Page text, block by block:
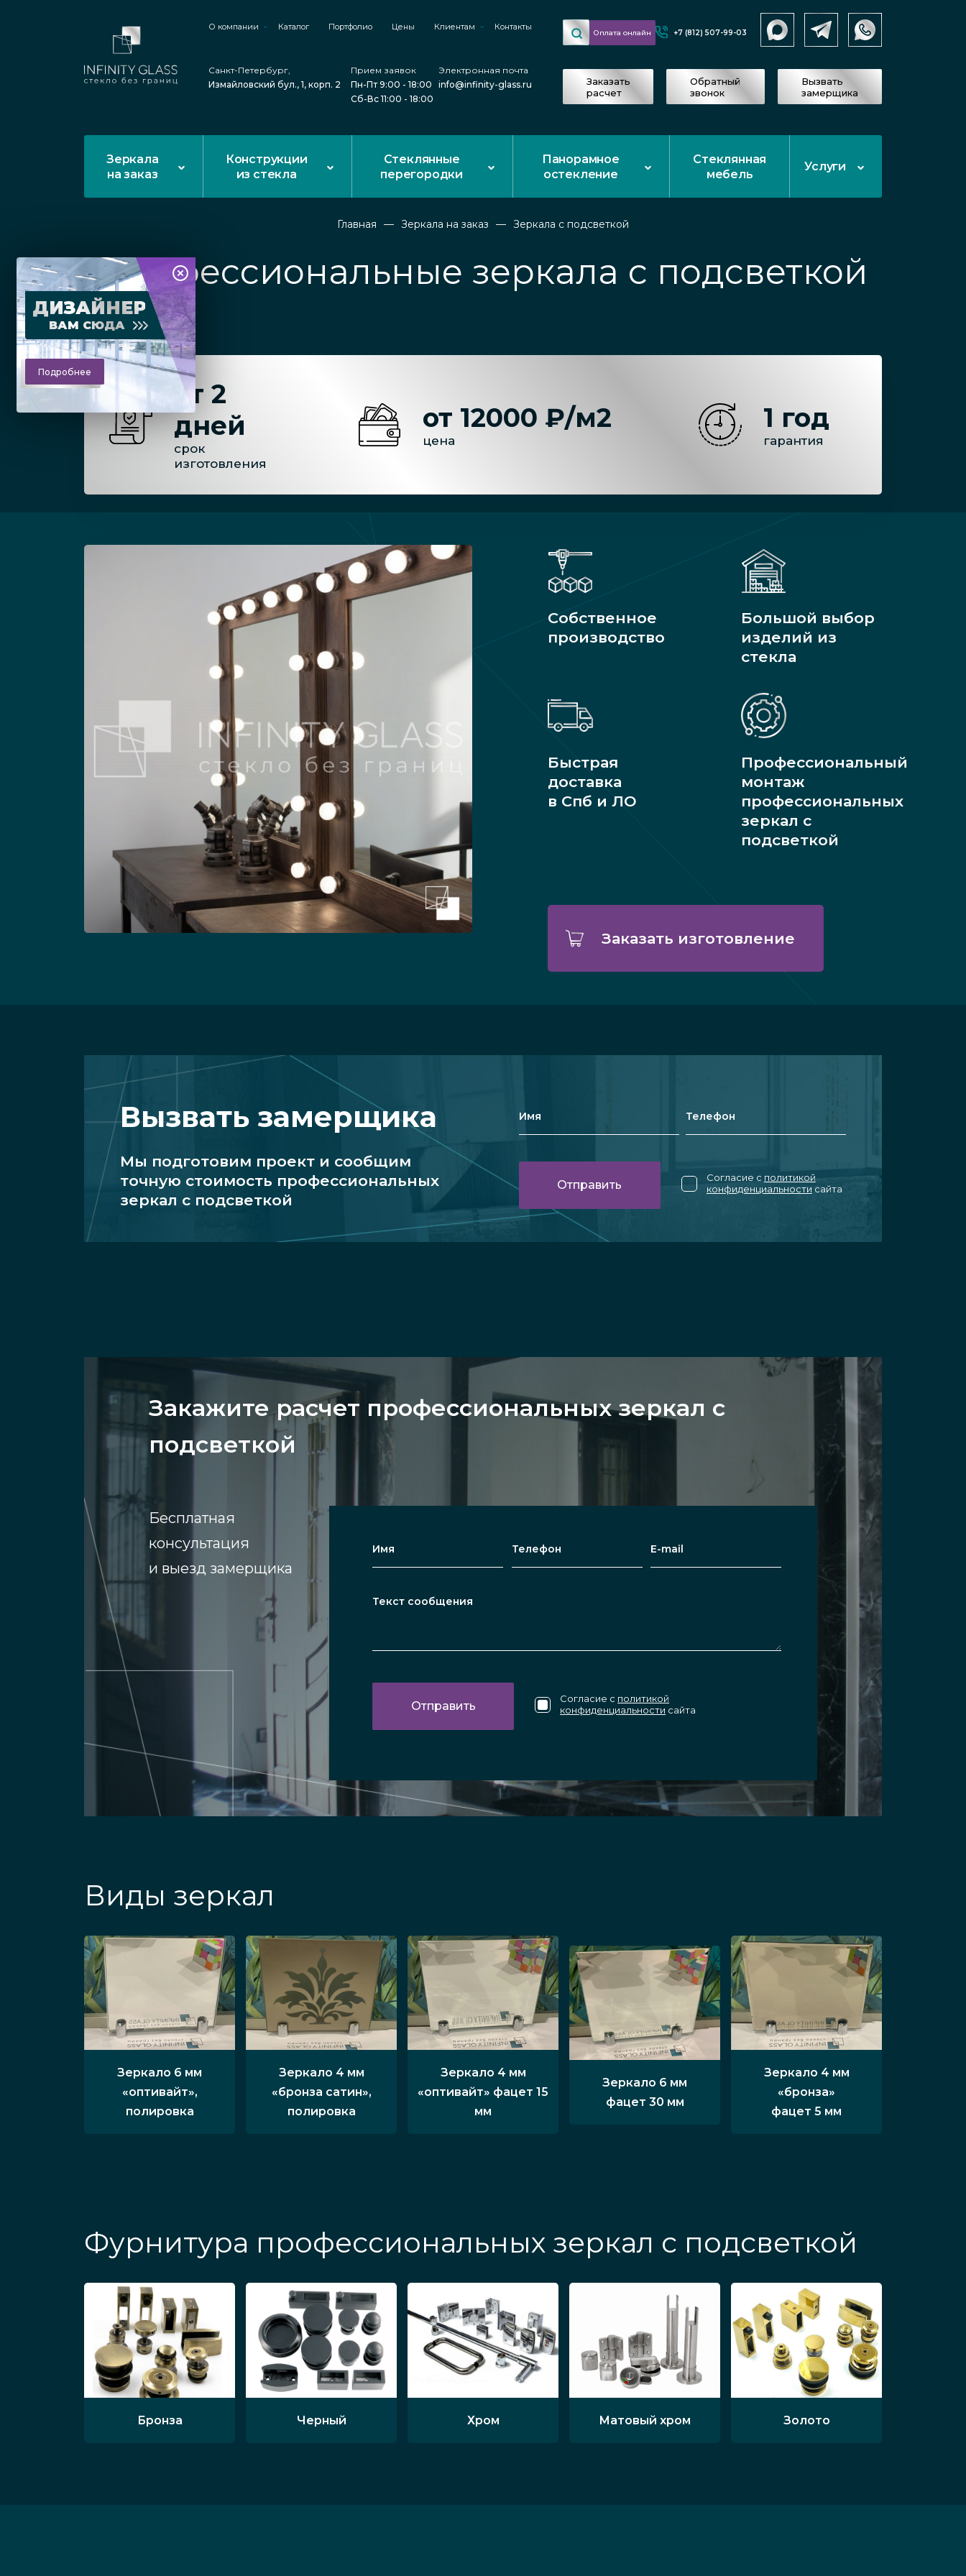
О компании Каталог Портфолио Цены Клиентам Контакты
Санкт-Петербург,
Измайловский бул., 1, корп. 2
Прием заявок
Пн-Пт 9:00 - 18:00
Сб-Вс 11:00 - 18:00
Электронная почта
info@infinity-glass.ru
Оплата онлайн +7 (812) 507-99-03
Заказать
расчет
Обратный
звонок
Вызвать
замерщика
Зеркала
на заказ
Конструкции
из стекла
Стеклянные
перегородки
Панорамное
остекление
Стеклянная
мебель
Услуги
Главная Зеркала на заказ Зеркала с подсветкой
Профессиональные зеркала с подсветкой
ДИЗАЙНЕР
ВАМ СЮДА
Подробнее
от 2
дней
срок
изготовления
от 12000 ₽/м2
цена
1 год
гарантия
Собственное
производство
Большой выбор
изделий из
стекла
Быстрая
доставка
в Спб и ЛО
Профессиональный
монтаж
профессиональных
зеркал с
подсветкой
Заказать изготовление
Вызвать замерщика
Мы подготовим проект и сообщим
точную стоимость профессиональных
зеркал с подсветкой
Согласие с политикой
конфиденциальности сайта
Закажите расчет профессиональных зеркал с
подсветкой
Бесплатная
консультация
и выезд замерщика
Согласие с политикой
конфиденциальности сайта
Виды зеркал
Зеркало 6 мм
«оптивайт»,
полировка
Зеркало 4 мм
«бронза сатин»,
полировка
Зеркало 4 мм
«оптивайт» фацет 15
мм
Зеркало 6 мм
фацет 30 мм
Зеркало 4 мм
«бронза»
фацет 5 мм
Фурнитура профессиональных зеркал с подсветкой
Бронза Черный Хром Матовый хром Золото